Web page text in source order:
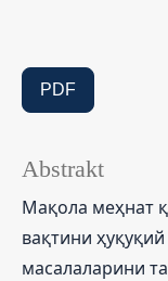
PDF
Abstrakt
Мақола меҳнат
вақтини
масалаларини